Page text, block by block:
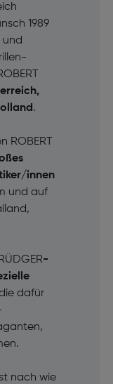
1989
.
innen
und auf
-
dafür
nach wie